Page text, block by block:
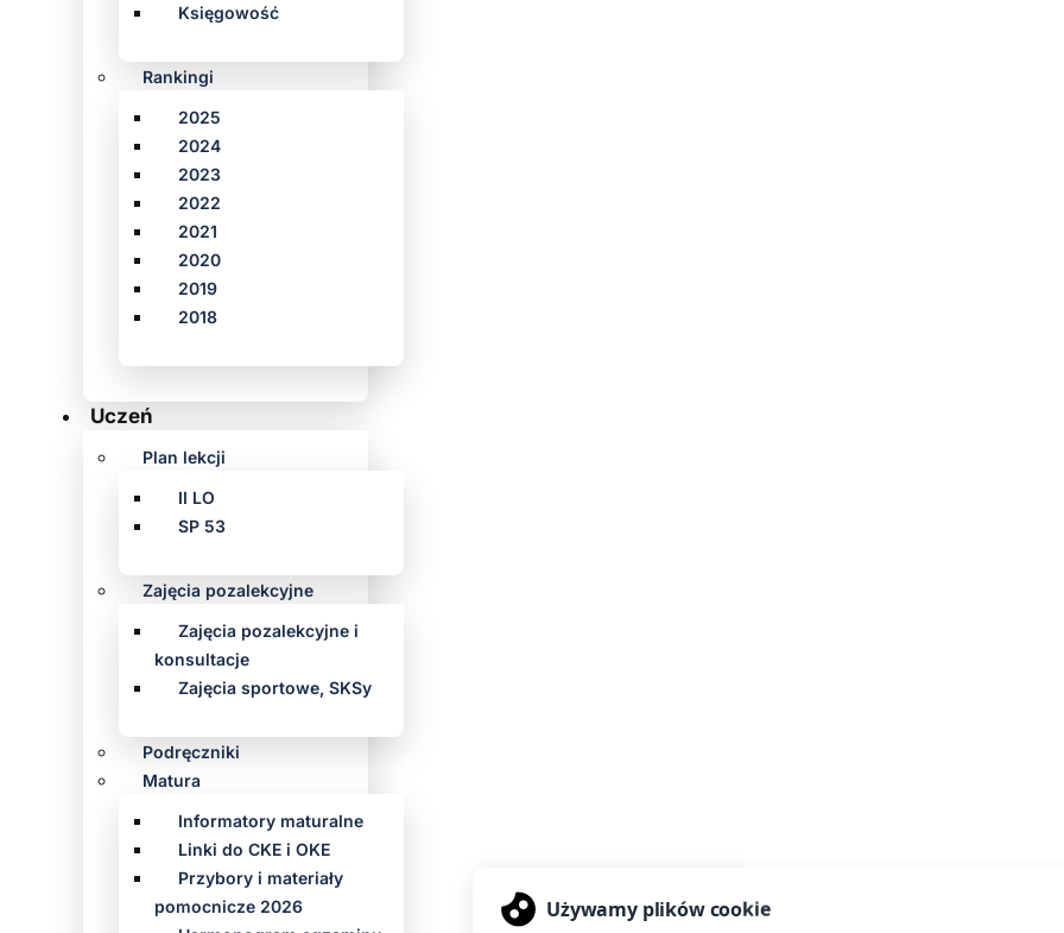
Księgowość
Rankingi
2025
2024
2023
2022
2021
2020
2019
2018
Uczeń
Plan lekcji
II LO
SP 53
Zajęcia pozalekcyjne
Zajęcia pozalekcyjne i
konsultacje
Zajęcia sportowe, SKSy
Podręczniki
Matura
Informatory maturalne
Linki do CKE i OKE
Przybory i materiały
pomocnicze 2026